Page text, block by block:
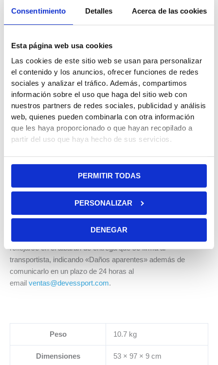
Consentimiento Detalles Acerca de las cookies
Esta página web usa cookies
Las cookies de este sitio web se usan para personalizar
el contenido y los anuncios, ofrecer funciones de redes
sociales y analizar el tráfico. Además, compartimos
información sobre el uso que haga del sitio web con
nuestros partners de redes sociales, publicidad y análisis
web, quienes pueden combinarla con otra información
que les haya proporcionado o que hayan recopilado a
partir del uso que haya hecho de sus servicios.
PERMITIR TODAS
PERSONALIZAR
DENEGAR
Dimensiones del campo: 104,5 x 58 cm
Peso: 13 kg
Características principales del futbolín:
Incluye 22 jugadores de ABS y 2 bolas.
Barras de aluminio y mango de plástico de 12.7 mm
Fabricado en MDF
Patas reforzadas para mejor estabilidad
Dos marcadores manuales
El transporte es puerta a puerta
Entrega a pie de calle.
La mercancía recibida debe ser revisada por el cliente en el
reflejarse en el albarán de entrega que se firma al
transportista, indicando «Daños aparentes» además de
comunicarlo en un plazo de 24 horas al
email ventas@devessport.com.
Peso 10.7 kg
Dimensiones 53 × 97 × 9 cm